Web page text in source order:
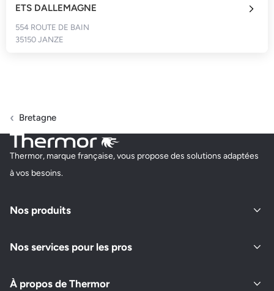
ETS DALLEMAGNE
554 ROUTE DE BAIN
35150 JANZE
DOUET ELECTRICITE
35870 LE MINIHIC SUR RANCE
Fermé actuellement
Demander un devis
BUCAS HDG ETS
Bretagne
Thermor, marque française, vous propose des solutions adaptées
à vos besoins.
Nos produits
Nos services pour les pros
À propos de Thermor